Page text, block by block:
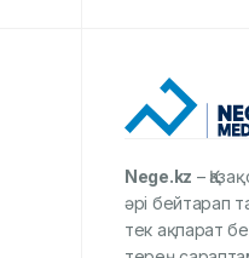
Nege.kz –
әрі бейтарап
тек ақпарат